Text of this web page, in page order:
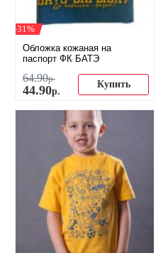
-31%
Обложка кожаная на
паспорт ФК БАТЭ
64.90р.
44.90р.
Купить